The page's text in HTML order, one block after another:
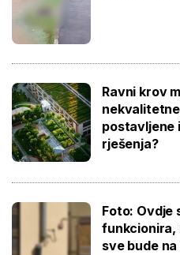
Ravni krov
postavljene
rješenja?
Foto: Ovdje
funkcionira,
sve bude